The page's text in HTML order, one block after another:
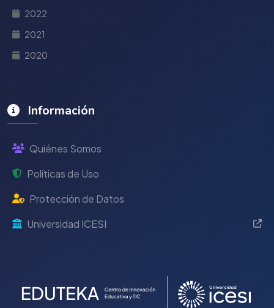
2022
2021
2020
Información
Quiénes Somos
Políticas de Uso
Protección de Datos
Universidad ICESI